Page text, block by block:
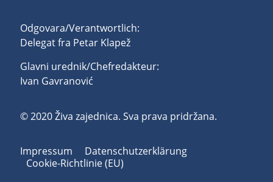
Odgovara/Verantwortlich:
Delegat fra Petar Klapež
Glavni urednik/Chefredakteur:
Ivan Gavranović
© 2020 Živa zajednica. Sva prava pridržana.
Impressum
Datenschutzerklärung
Cookie-Richtlinie (EU)